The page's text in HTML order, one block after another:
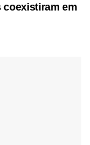
coexistiram em